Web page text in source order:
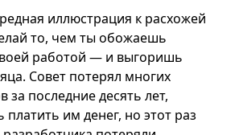
иллюстрация к расхожей
то, чем ты обожаешь
работой — и выгоришь
Совет потерял многих
за последние десять лет,
им денег, но этот раз